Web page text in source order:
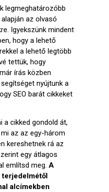
legmeghatározóbb
az olvasó
Igyekszünk mindent
hogy a lehető
a lehető legtöbb
tettük, hogy
írás közben
nyújtunk a
SEO barát cikkeket
a cikked gondold át,
az az egy-három
kereshetnek rá az
egy átlagos
említsd meg. A
terjedelmétől
alcímekben